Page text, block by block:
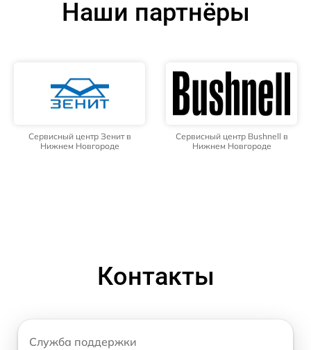
Наши партнёры
Сервисный центр Зенит в
Нижнем Новгороде
Сервисный центр Bushnell в
Нижнем Новгороде
Контакты
Служба поддержки